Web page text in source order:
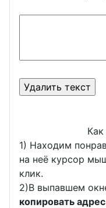
1) Находим
на неё курсор
клик.
2)В выпавшем
копировать